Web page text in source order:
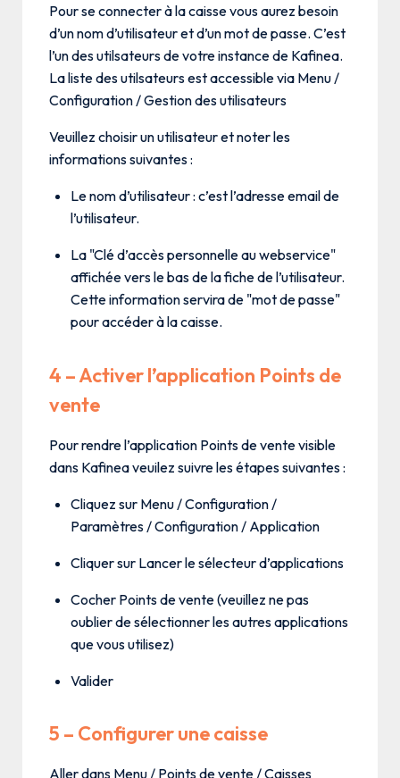
Pour se connecter à la caisse vous aurez besoin
d’un nom d’utilisateur et d’un mot de passe. C’est
l’un des utilsateurs de votre instance de Kafinea.
La liste des utilsateurs est accessible via Menu /
Configuration / Gestion des utilisateurs
Veuillez choisir un utilisateur et noter les
informations suivantes :
Le nom d’utilisateur : c’est l’adresse email de
l’utilisateur.
La "Clé d’accès personnelle au webservice"
affichée vers le bas de la fiche de l’utilisateur.
Cette information servira de "mot de passe"
pour accéder à la caisse.
4 – Activer l’application Points de
vente
Pour rendre l’application Points de vente visible
dans Kafinea veuilez suivre les étapes suivantes :
Cliquez sur Menu / Configuration /
Paramètres / Configuration / Application
Cliquer sur Lancer le sélecteur d’applications
Cocher Points de vente (veuillez ne pas
oublier de sélectionner les autres applications
que vous utilisez)
Valider
5 – Configurer une caisse
Aller dans Menu / Points de vente / Caisses